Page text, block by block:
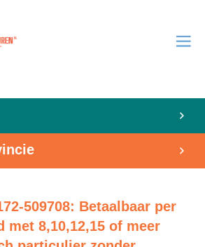
509708: Betaalbaar per
met 8,10,12,15 of meer